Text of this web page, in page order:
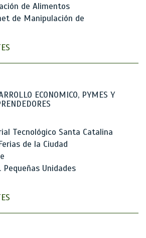
de Alimentos
de Manipulación de
ECONOMICO, PYMES Y
Tecnológico Santa Catalina
de la Ciudad
Pequeñas Unidades